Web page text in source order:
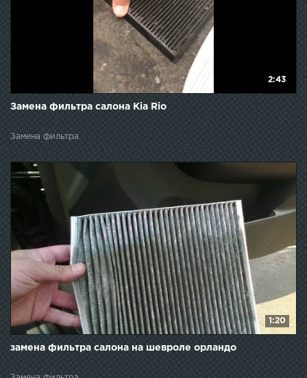
2:43
Замена фильтра салона Kia Rio
Замена фильтра
1:20
замена фильтра салона на шевроле орландо